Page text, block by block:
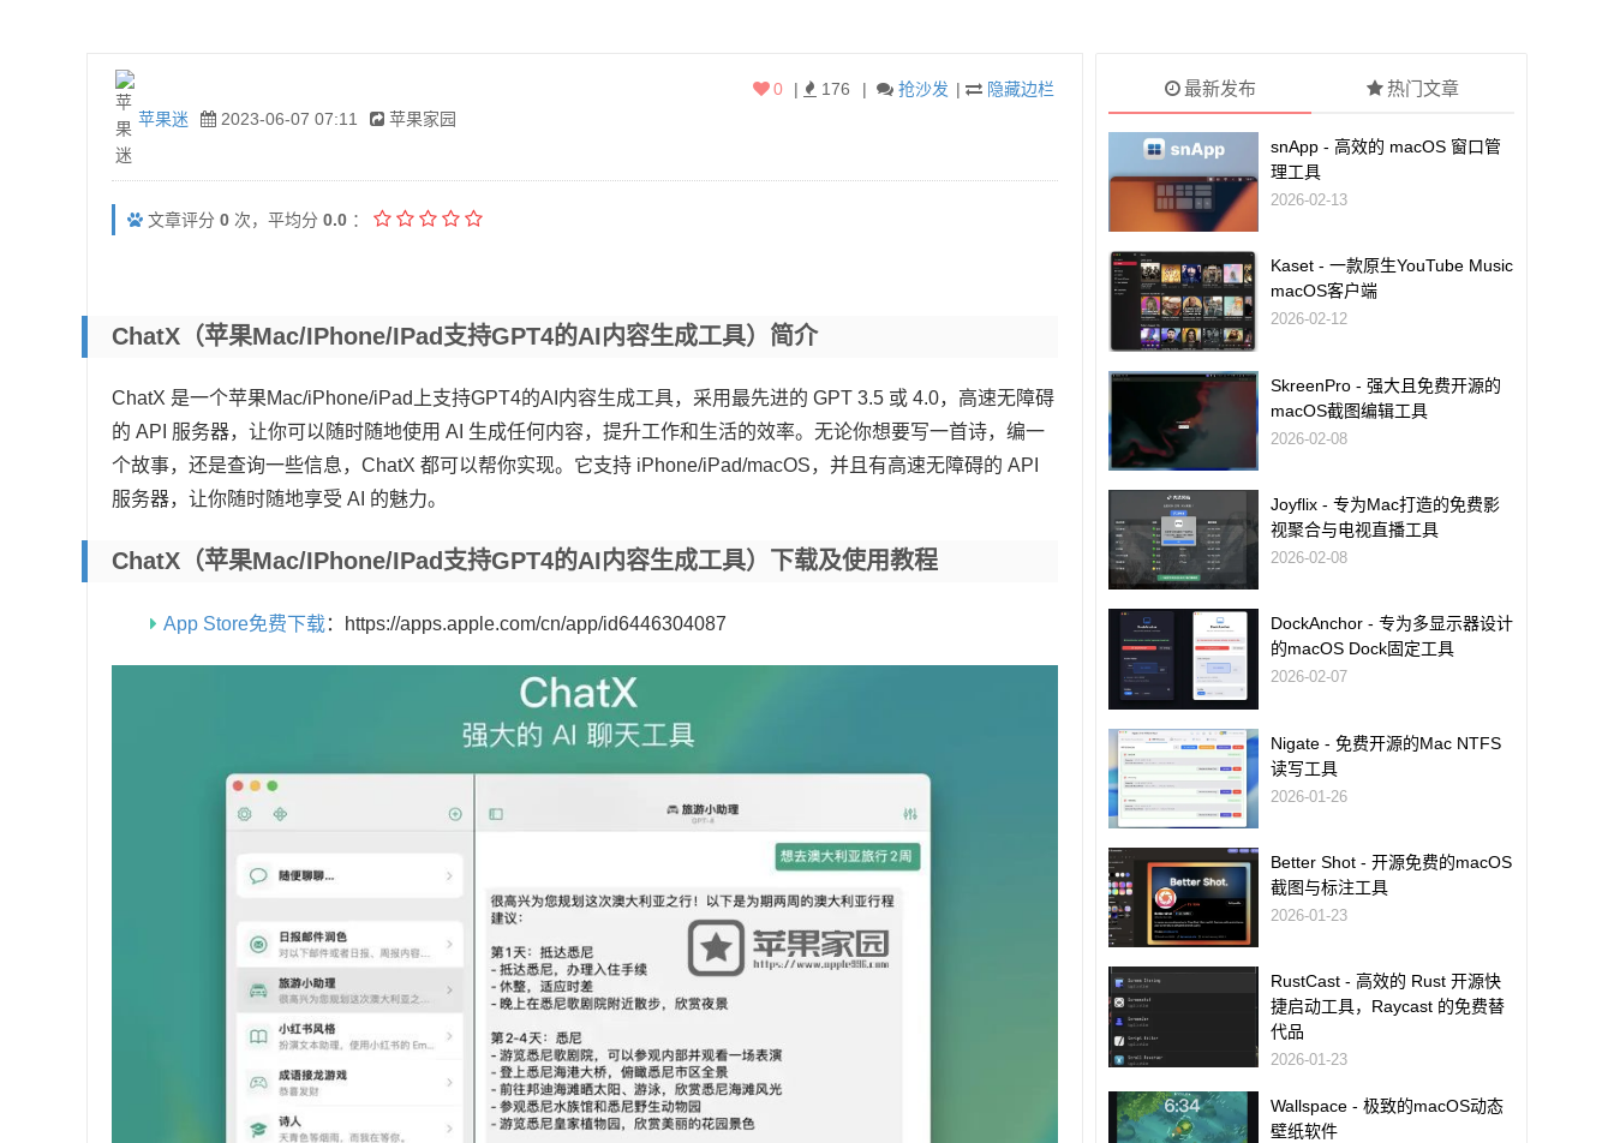
苹果迷 2023-06-07 07:11 苹果家园
| 隐藏边栏
| 抢沙发
| 176
0
文章评分 0 次，平均分 0.0 ：
ChatX（苹果Mac/iPhone/iPad支持GPT4的AI内容生成工具）简介
ChatX 是一个苹果Mac/iPhone/iPad上支持GPT4的AI内容生成工具，采用最先进的 GPT 3.5 或 4.0，高速无障碍
的 API 服务器，让你可以随时随地使用 AI 生成任何内容，提升工作和生活的效率。无论你想要写一首诗，编一
个故事，还是查询一些信息，ChatX 都可以帮你实现。它支持 iPhone/iPad/macOS，并且有高速无障碍的 API
服务器，让你随时随地享受 AI 的魅力。
ChatX（苹果Mac/iPhone/iPad支持GPT4的AI内容生成工具）下载及使用教程
App Store免费下载：https://apps.apple.com/cn/app/id6446304087
最新发布 热门文章
snApp - 高效的 macOS 窗口管
理工具
2026-02-13
Kaset - 一款原生YouTube Music
macOS客户端
2026-02-12
SkreenPro - 强大且免费开源的
macOS截图编辑工具
2026-02-08
Joyflix - 专为Mac打造的免费影
视聚合与电视直播工具
2026-02-08
DockAnchor - 专为多显示器设计
的macOS Dock固定工具
2026-02-07
Nigate - 免费开源的Mac NTFS
读写工具
2026-01-26
Better Shot - 开源免费的macOS
截图与标注工具
2026-01-23
RustCast - 高效的 Rust 开源快
捷启动工具，Raycast 的免费替
代品
2026-01-23
Wallspace - 极致的macOS动态
壁纸软件